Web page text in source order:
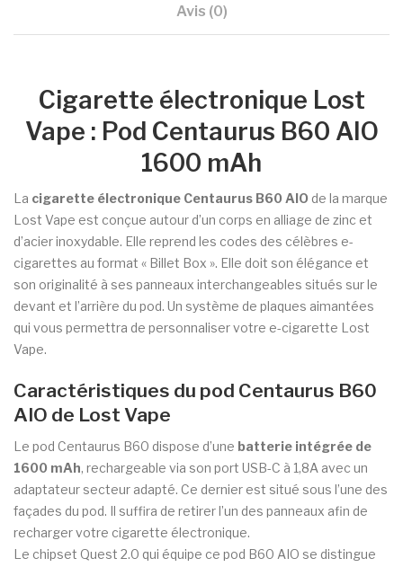
Avis (0)
Cigarette électronique Lost
Vape : Pod Centaurus B60 AIO
1600 mAh
La cigarette électronique Centaurus B60 AIO de la marque
Lost Vape est conçue autour d’un corps en alliage de zinc et
d’acier inoxydable. Elle reprend les codes des célèbres e-
cigarettes au format « Billet Box ». Elle doit son élégance et
son originalité à ses panneaux interchangeables situés sur le
devant et l’arrière du pod. Un système de plaques aimantées
qui vous permettra de personnaliser votre e-cigarette Lost
Vape.
Caractéristiques du pod Centaurus B60
AIO de Lost Vape
Le pod Centaurus B60 dispose d’une batterie intégrée de
1600 mAh, rechargeable via son port USB-C à 1,8A avec un
adaptateur secteur adapté. Ce dernier est situé sous l’une des
façades du pod. Il suffira de retirer l’un des panneaux afin de
recharger votre cigarette électronique.
Le chipset Quest 2.0 qui équipe ce pod B60 AIO se distingue